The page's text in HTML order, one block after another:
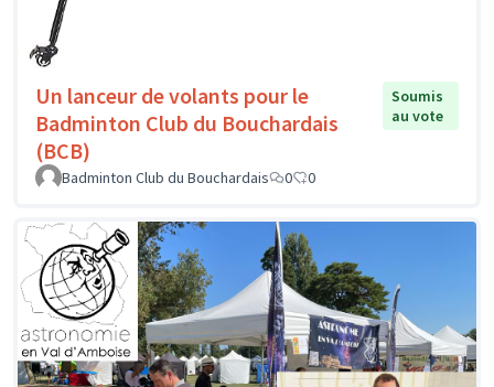
Un lanceur de volants pour le
Badminton Club du Bouchardais
(BCB)
Soumis
au vote
Badminton Club du Bouchardais 0 0